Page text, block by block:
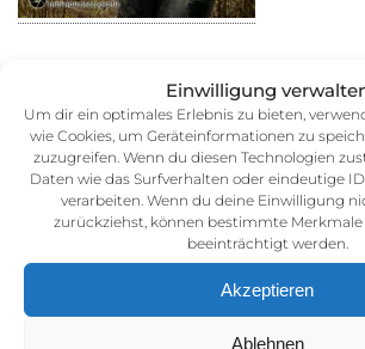
Einwilligung
Um dir ein optimales Erlebnis zu bieten,
wie Cookies, um Geräteinformationen zu
zuzugreifen. Wenn du diesen Technologien
Daten wie das Surfverhalten oder eindeutige
verarbeiten. Wenn du deine Einwilligung
zurückziehst, können bestimmte
beeinträchtigt werden.
Akzeptieren
Ablehnen
30. August 2014
Kategorie: